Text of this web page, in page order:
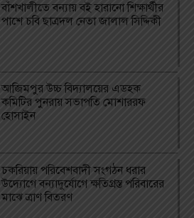
বাঁশখালীতে বন্যায় বই হারানো শিক্ষার্থীর
পাশে চবি ছাত্রদল নেতা জালাল সিদ্দিকী
আজিমপুর উচ্চ বিদ্যালয়ের এডহক
কমিটির পুনরায় সভাপতি মোশাররফ
হোসাইন
চকরিয়ায় পরিবেশবাদী সংগঠন ধরার
উদ্যোগে বন্যাদুর্যোগে ক্ষতিগ্রস্ত পরিবারের
মাঝে ত্রাণ বিতরণ